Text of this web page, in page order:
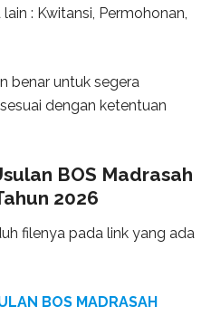
: Kwitansi, Permohonan,
benar untuk segera
dengan ketentuan
BOS Madrasah
2026
filenya pada link yang ada
BOS MADRASAH